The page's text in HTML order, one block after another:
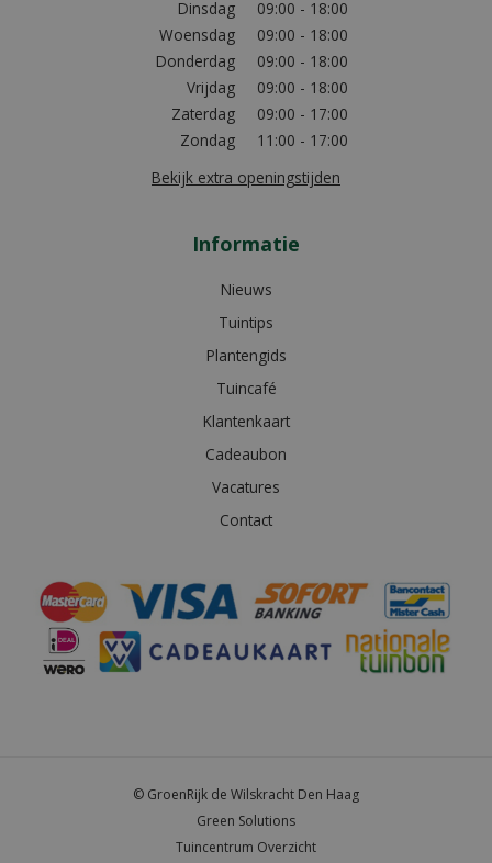
Dinsdag
09:00 - 18:00
Woensdag
09:00 - 18:00
Donderdag
09:00 - 18:00
Vrijdag
09:00 - 18:00
Zaterdag
09:00 - 17:00
Zondag
11:00 - 17:00
Bekijk extra openingstijden
Informatie
Nieuws
Tuintips
Plantengids
Tuincafé
Klantenkaart
Cadeaubon
Vacatures
Contact
© GroenRijk de Wilskracht Den Haag
Green Solutions
Tuincentrum Overzicht